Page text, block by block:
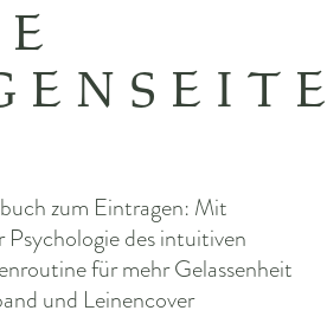
zum Eintragen: Mit
Psychologie des intuitiven
für mehr Gelassenheit
und Leinencover